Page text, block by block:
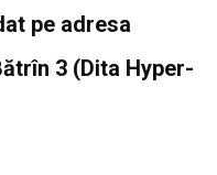
pe adresa
3 (Dita Hyper-